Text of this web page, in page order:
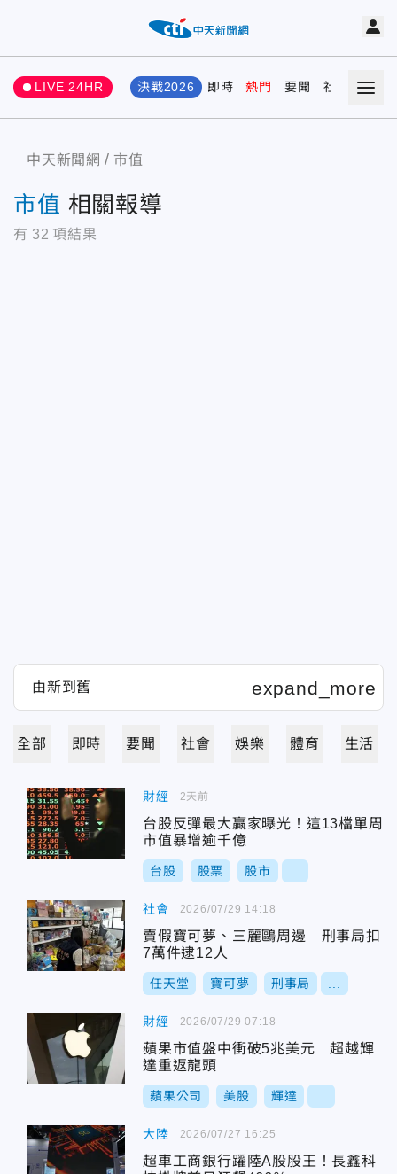
LIVE 24HR 決戰2026 即時 熱門 要聞 社會 娛樂
中天新聞網 市值
市值 相關報導
有 32 項結果
全部 即時 要聞 社會 娛樂 體育 生活
財經
台股反彈最大贏家曝光！這13檔單周
市值暴增逾千億
台股 股票 股市
2天前
社會
賣假寶可夢、三麗鷗周邊 刑事局扣
7萬件逮12人
任天堂 寶可夢 刑事局
2026/07/29 14:18
財經
蘋果市值盤中衝破5兆美元 超越輝
達重返龍頭
蘋果公司 美股 輝達
2026/07/29 07:18
大陸
超車工商銀行躍陸A股股王！長鑫科
2026/07/27 16:25